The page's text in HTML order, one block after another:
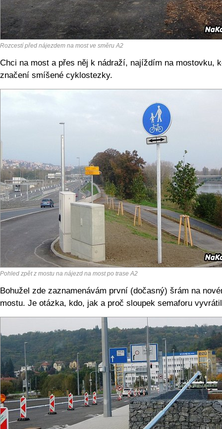
Rozcestí před nájezdem na most ve směru A2
Chci na most a přes něj k nádraží, najíždím na mostovku,
značení smíšené cyklostezky.
Pohled zpět z mostu na nájezd na most po trase A2
Bohužel zde zaznamenávám první (dočasný) šrám na
mostu. Je otázka, kdo, jak a proč sloupek semaforu